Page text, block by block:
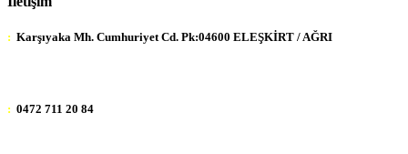
: Karşıyaka Mh. Cumhuriyet Cd. Pk:04600 ELEŞKİRT / AĞRI
: 0472 711 20 84